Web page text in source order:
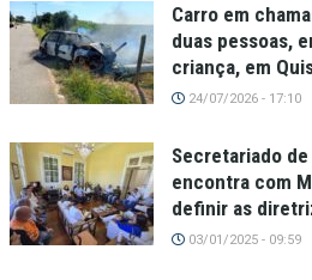
Carro em
duas pessoas,
criança, em
24/07/2026 - 17:10
Secretariado de
encontra com
definir as
03/01/2025 - 09:59